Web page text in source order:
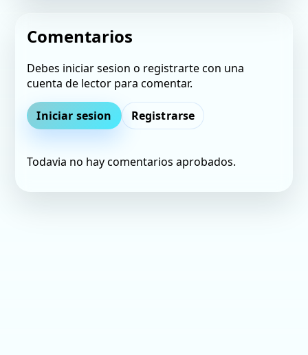
Comentarios
Debes iniciar sesion o registrarte con una
cuenta de lector para comentar.
Iniciar sesion Registrarse
Todavia no hay comentarios aprobados.